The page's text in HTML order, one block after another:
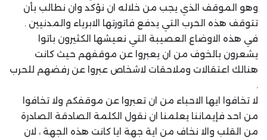
وهو الموقف الذي يجب من خلاله ان نؤكد وان نطالب بأن
تتوقف هذه الحرب التي يدفع فاتورتها الابرياء والمدنيين .
في هذه الاوضاع العصيبة التي نعيشها الكثيرون باتوا
يشعرون بالخوف من ان يعبروا عن موقفهم حيث كانت
هنالك اعتقالات وملاحقات لاشخاص عبروا عن رفضهم للحرب
.
لا تخافوا ايها الاحباء من ان تعبروا عن موقفكم ولا تخافوا
من احد فإيماننا يعلمنا ان نقول الكلمة الصادقة الصادرة
من القلب والا نخاف من اية جهة ايا كانت هذه الجهة ، لان